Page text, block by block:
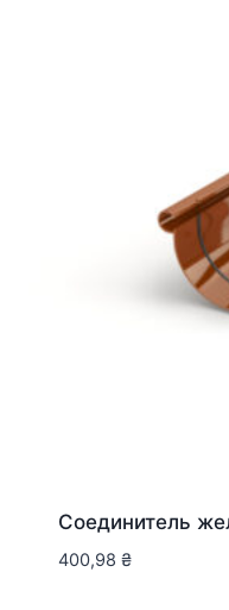
Соединитель
400,98 ₴